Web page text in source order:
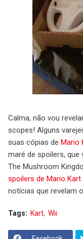
Calma, não vou
scopes! Alguns
suas cópias de Mario
maré de spoilers, que
The Mushroom
spoilers de Mario Kart
notícias que revelam
Tags: Kart Wii